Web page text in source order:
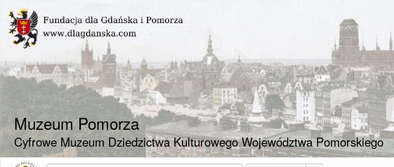
Muzeum Pomorza
Cyfrowe Muzeum Dziedzictwa Kulturowego Województwa Pomorskiego